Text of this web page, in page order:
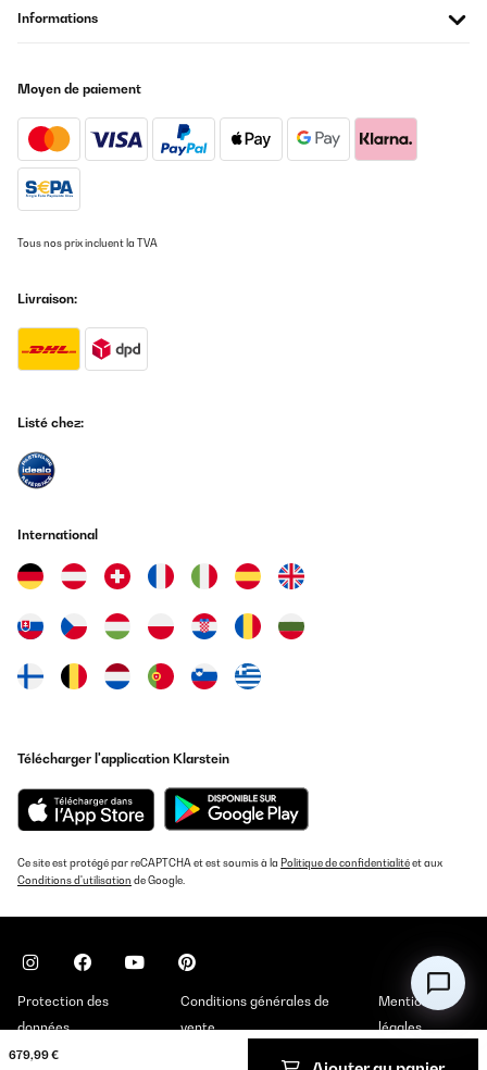
679,99 €
Informations
Moyen de paiement
Tous nos prix incluent la TVA
Livraison:
Listé chez:
International
Télécharger l'application Klarstein
Ce site est protégé par reCAPTCHA et est soumis à la Politique de confidentialitéet aux
Conditions d'utilisation de Google.
Protection des
données
Conditions générales de
vente
Mentions
légales